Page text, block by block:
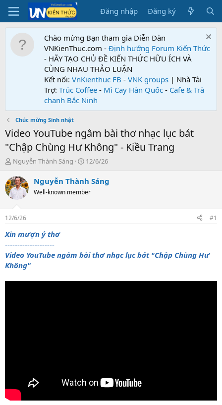
Đăng nhập Đăng ký
Chào mừng Bạn tham gia Diễn Đàn
VNKienThuc.com - Định hướng Forum Kiến Thức
- HÃY TẠO CHỦ ĐỀ KIẾN THỨC HỮU ÍCH VÀ
CÙNG NHAU THẢO LUẬN
Kết nối: VnKienthuc FB - VNK groups | Nhà Tài
Trợ: Trúc Coffee - Mì Cay Hàn Quốc - Cafe & Trà
chanh Bắc Ninh
Chúc mừng Sinh nhật
Video YouTube ngâm bài thơ nhạc lục bát
"Chập Chùng Hư Không" - Kiều Trang
T
r
e
a
d
s
t
a
e
r
Nguyễn Thành Sáng
N
à
g
12/6/26
Nguyễn Thành Sáng
Well-known member
12/6/26 #1
Xin mượn ý thơ
--------------------
Video YouTube ngâm bài thơ nhạc lục bát "Chập Chùng Hư
Không"